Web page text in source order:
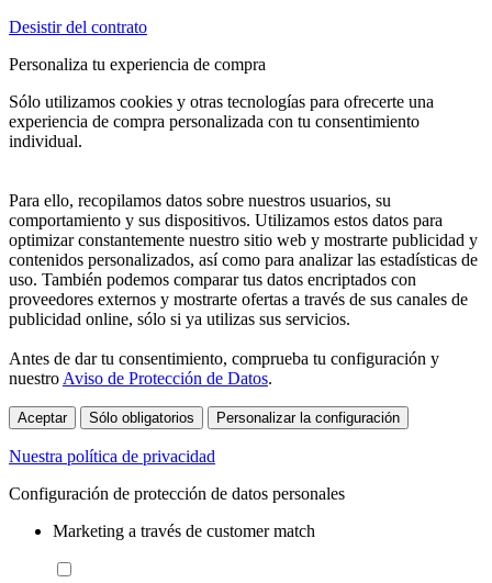
Desistir del contrato
Personaliza tu experiencia de compra
Sólo utilizamos cookies y otras tecnologías para ofrecerte una
experiencia de compra personalizada con tu consentimiento
individual.
Para ello, recopilamos datos sobre nuestros usuarios, su
comportamiento y sus dispositivos. Utilizamos estos datos para
optimizar constantemente nuestro sitio web y mostrarte publicidad y
contenidos personalizados, así como para analizar las estadísticas de
uso. También podemos comparar tus datos encriptados con
proveedores externos y mostrarte ofertas a través de sus canales de
publicidad online, sólo si ya utilizas sus servicios.
Antes de dar tu consentimiento, comprueba tu configuración y
nuestro Aviso de Protección de Datos.
Aceptar Sólo obligatorios Personalizar la configuración
Nuestra política de privacidad
Configuración de protección de datos personales
Marketing a través de customer match